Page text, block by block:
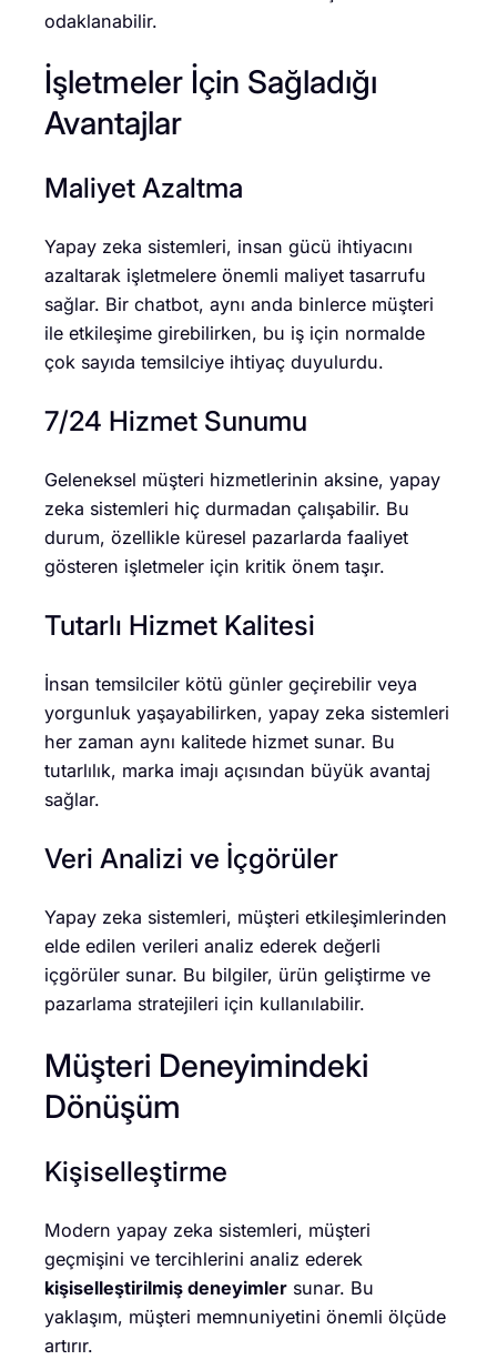
odaklanabilir.
İşletmeler İçin Sağladığı
Avantajlar
Maliyet Azaltma
Yapay zeka sistemleri, insan gücü ihtiyacını
azaltarak işletmelere önemli maliyet tasarrufu
sağlar. Bir chatbot, aynı anda binlerce müşteri
ile etkileşime girebilirken, bu iş için normalde
çok sayıda temsilciye ihtiyaç duyulurdu.
7/24 Hizmet Sunumu
Geleneksel müşteri hizmetlerinin aksine, yapay
zeka sistemleri hiç durmadan çalışabilir. Bu
durum, özellikle küresel pazarlarda faaliyet
gösteren işletmeler için kritik önem taşır.
Tutarlı Hizmet Kalitesi
İnsan temsilciler kötü günler geçirebilir veya
yorgunluk yaşayabilirken, yapay zeka sistemleri
her zaman aynı kalitede hizmet sunar. Bu
tutarlılık, marka imajı açısından büyük avantaj
sağlar.
Veri Analizi ve İçgörüler
Yapay zeka sistemleri, müşteri etkileşimlerinden
elde edilen verileri analiz ederek değerli
içgörüler sunar. Bu bilgiler, ürün geliştirme ve
pazarlama stratejileri için kullanılabilir.
Müşteri Deneyimindeki
Dönüşüm
Kişiselleştirme
Modern yapay zeka sistemleri, müşteri
geçmişini ve tercihlerini analiz ederek
kişiselleştirilmiş deneyimler sunar. Bu
yaklaşım, müşteri memnuniyetini önemli ölçüde
artırır.